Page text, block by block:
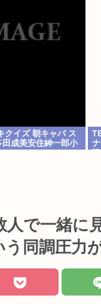
クイズ 朝キャバ ス
成美安住紳一郎小
で一緒に
同調圧力